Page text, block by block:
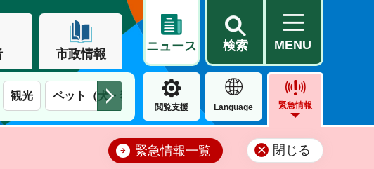
市政情報
ニュース 検索 MENU
観光 ペット（犬・猫） 住民票・戸籍 公営住宅
閲覧支援 Language 緊急情報
緊急情報一覧 閉じる